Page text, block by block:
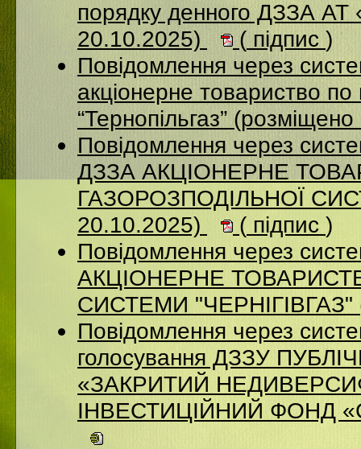
порядку денного ДЗЗА АТ
20.10.2025)
( підпис )
Повідомлення через
акціонерне товариство по
“Тернопільгаз”
Повідомлення через
ДЗЗА АКЦІОНЕРНЕ
ГАЗОРОЗПОДІЛЬНОЇ
20.10.2025)
( підпис )
Повідомлення через
АКЦІОНЕРНЕ
СИСТЕМИ "ЧЕРНІГІВГАЗ"
Повідомлення через
голосування ДЗЗУ
«ЗАКРИТИЙ
ІНВЕСТИЦІЙНИЙ ФОНД